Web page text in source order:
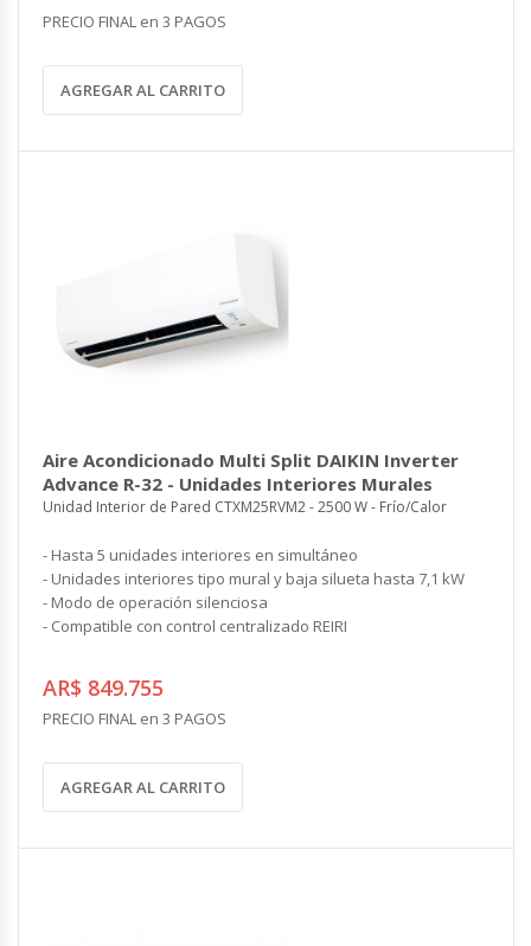
PRECIO FINAL en 3 PAGOS
AGREGAR AL CARRITO
Aire Acondicionado Multi Split DAIKIN Inverter
Advance R-32 - Unidades Interiores Murales
Unidad Interior de Pared CTXM25RVM2 - 2500 W - Frío/Calor
- Hasta 5 unidades interiores en simultáneo
- Unidades interiores tipo mural y baja silueta hasta 7,1 kW
- Modo de operación silenciosa
- Compatible con control centralizado REIRI
AR$ 849.755
PRECIO FINAL en 3 PAGOS
AGREGAR AL CARRITO